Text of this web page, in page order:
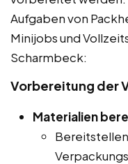
Aufgaben von
Minijobs und
Scharmbeck:
Vorbereitung der
Materialien